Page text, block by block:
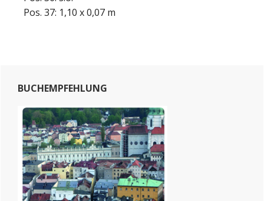
Pos. 37: 1,10 x 0,07 m
Primary
Sidebar
BUCHEMPFEHLUNG